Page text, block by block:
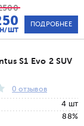
ШТ
ПОДРОБНЕЕ
S1 Evo 2 SUV
0 отзывов
4 шт
88%